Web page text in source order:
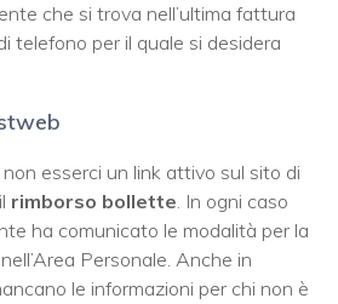
che si trova nell’ultima fattura
telefono per il quale si desidera
esserci un link attivo sul sito di
rimborso bollette. In ogni caso
ha comunicato le modalità per la
Personale. Anche in
le informazioni per chi non è